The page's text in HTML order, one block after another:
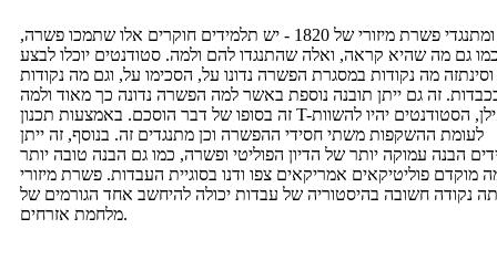
חסידי ומתנגדי פשרת מיזורי של 1820 - יש תלמידים חוקרים אלו שתמכו פשרה,
גם מה שהיא קראה, ואלה שהתנגדו להם ולמה. סטודנטים יוכלו לבצע
וסינתזה מה נקודות במסגרת הפשרה נדונו על, הסכימו על, וגם מה נקודות
בכבדות. זה גם ייתן תובנה נוספת באשר למה הפשרה נדונה כך מאוד ולמה
זה בסופו של דבר הוסכם. באמצעות תכנון T-אילן, הסטודנטים יהיו להשוות
לעומת ההשקפות משתי חסידי ההפשרה וכן מתנגדים זה. בנוסף, זה ייתן
הבנה עמוקה יותר של הדיון הפוליטי ופשרה, כמו גם הבנה טובה יותר
מוקדם פוליטיקאים אמריקאים צפו ודנו בסוגיית העבדות. פשרת מיזורי
נקודה חשובה בהיסטוריה של עבדות יכולה להיחשב אחד הגורמים של
מלחמת אזרחים.